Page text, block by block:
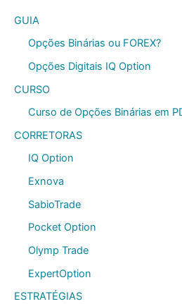
GUIA
Opções Binárias ou FOREX?
Opções Digitais IQ Option
CURSO
Curso de Opções Binárias em
CORRETORAS
IQ Option
Exnova
SabioTrade
Pocket Option
Olymp Trade
ExpertOption
ESTRATÉGIAS